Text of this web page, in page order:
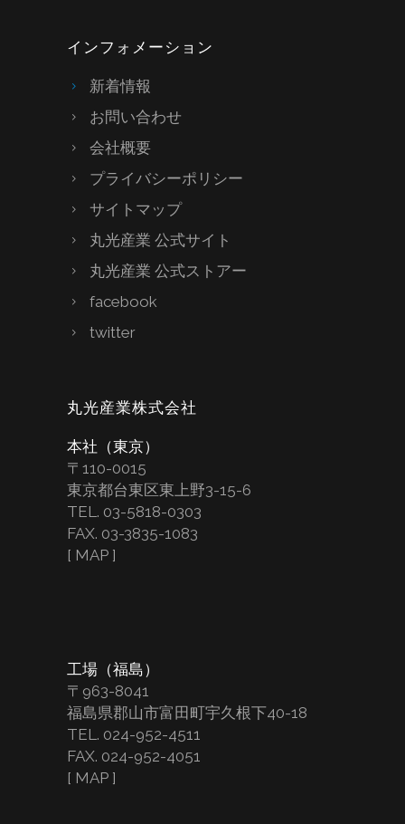
インフォメーション
新着情報
お問い合わせ
会社概要
プライバシーポリシー
サイトマップ
丸光産業 公式サイト
丸光産業 公式ストアー
facebook
twitter
丸光産業株式会社
本社（東京）
〒110-0015
東京都台東区東上野3-15-6
TEL. 03-5818-0303
FAX. 03-3835-1083
[ MAP ]
工場（福島）
〒963-8041
福島県郡山市富田町宇久根下40-18
TEL. 024-952-4511
FAX. 024-952-4051
[ MAP ]